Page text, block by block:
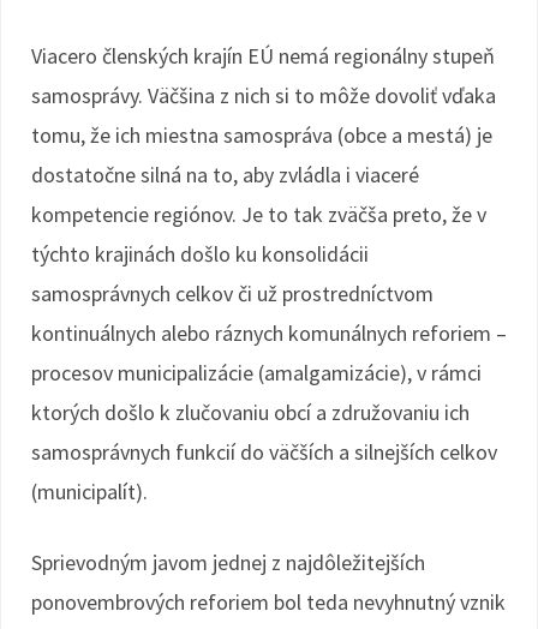
Viacero členských krajín EÚ nemá regionálny stupeň
samosprávy. Väčšina z nich si to môže dovoliť vďaka
tomu, že ich miestna samospráva (obce a mestá) je
dostatočne silná na to, aby zvládla i viaceré
kompetencie regiónov. Je to tak zväčša preto, že v
týchto krajinách došlo ku konsolidácii
samosprávnych celkov či už prostredníctvom
kontinuálnych alebo ráznych komunálnych reforiem –
procesov municipalizácie (amalgamizácie), v rámci
ktorých došlo k zlučovaniu obcí a združovaniu ich
samosprávnych funkcií do väčších a silnejších celkov
(municipalít).
Sprievodným javom jednej z najdôležitejších
ponovembrových reforiem bol teda nevyhnutný vznik